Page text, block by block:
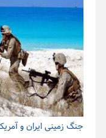
جنگ زمینی ایران و